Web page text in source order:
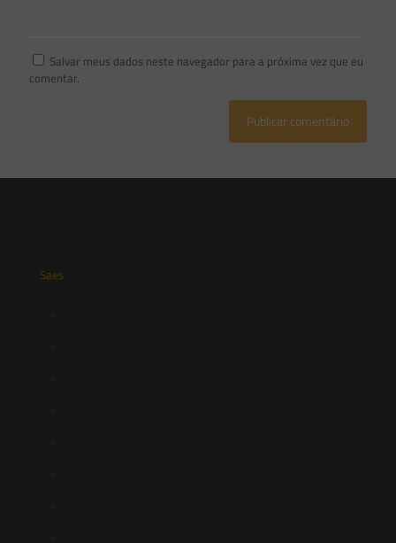
Salvar meus dados neste navegador para a próxima vez que eu
comentar.
Saes